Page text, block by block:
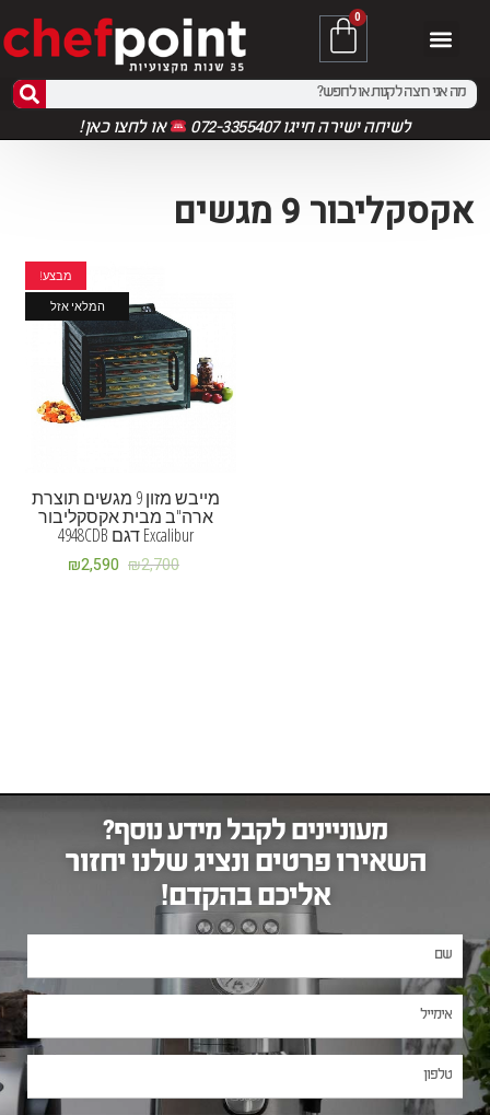
0
לשיחה ישירה חייגו 072-3355407 אולחצו כאן!
אקסקליבור 9 מגשים
מבצע!
המלאי אזל
מייבש מזון 9 מגשים תוצרת
ארה"ב מבית אקסקליבור
Excalibur דגם 4948CDB
₪2,700
₪2,590
מעוניינים לקבל מידע נוסף?
השאירו פרטים ונציג שלנו יחזור
אליכם בהקדם!